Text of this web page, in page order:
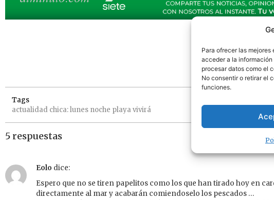
Para ofrecer las
acceder a la
procesar datos como el
No consentir o retirar el
funciones.
Tags
actualidad chica:lunes noche playa vivirá
5 respuestas
Eolo dice:
Espero que no se tiren papelitos como los que han tirado hoy en
directamente al mar y acabarán comiendoselo los pescados …